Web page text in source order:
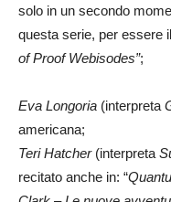
solo in un secondo
questa serie, per essere
of Proof Webisodes”;
Eva Longoria (interpreta
americana;
Teri Hatcher(interpreta
recitato anche in: “